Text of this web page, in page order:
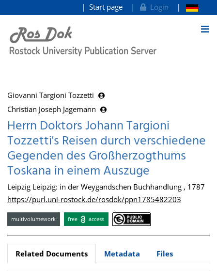
goto contents
Start page Login
Giovanni Targioni Tozzetti
Christian Joseph Jagemann
Herrn Doktors Johann Targioni
Tozzetti's Reisen durch verschiedene
Gegenden des Großherzogthums
Toskana in einem Auszuge
Leipzig Leipzig: in der Weygandschen Buchhandlung , 1787
https://purl.uni-rostock.de/rosdok/ppn1785482203
multivolumework free access
Related Documents Metadata Files